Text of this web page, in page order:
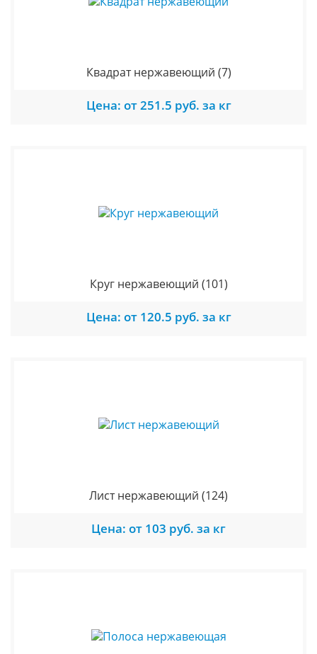
Квадрат нержавеющий (7)
Цена: от 251.5 руб. за кг
Круг нержавеющий (101)
Цена: от 120.5 руб. за кг
Лист нержавеющий (124)
Цена: от 103 руб. за кг